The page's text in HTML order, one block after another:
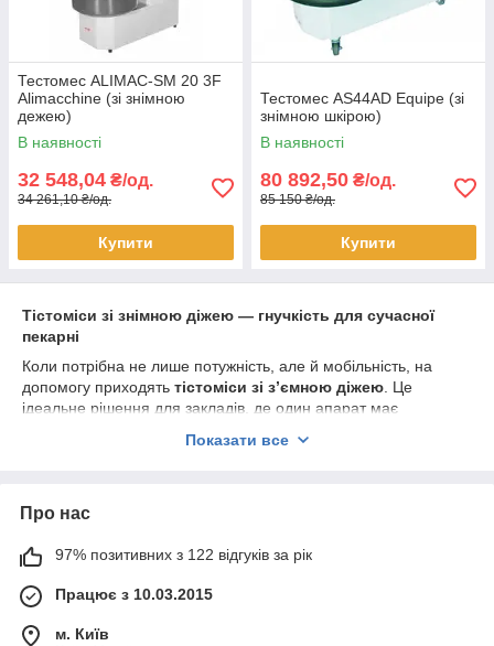
Тестомес ALIMAC-SM 20 3F
Alimacchine (зі знімною
дежею)
В наявності
32 548,04 ₴/од.
34 261,10 ₴/од.
Купити
Тестомес AS44AD Equipe (зі
знімною шкірою)
В наявності
80 892,50 ₴/од.
85 150 ₴/од.
Купити
Тістоміси зі знімною діжею — гнучкість для сучасної
пекарні
Коли потрібна не лише потужність, але й мобільність, на
допомогу приходять тістоміси зі зʼємною діжею . Це
ідеальне рішення для закладів, де один апарат має
системі фіксації ви отримуєте універсальну машину, що
Ключові переваги:
Мобільність — дозволяє легко переміщати діжу для
Гнучкість — можливість використовувати кілька діж по
Показати все
Про нас
97% позитивних з 122 відгуків за рік
Працює з 10.03.2015
м. Київ